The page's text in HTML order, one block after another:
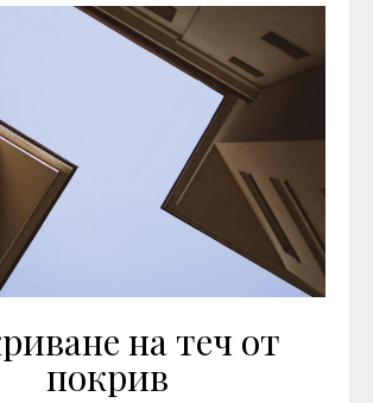
READ MORE
на теч от
покрив